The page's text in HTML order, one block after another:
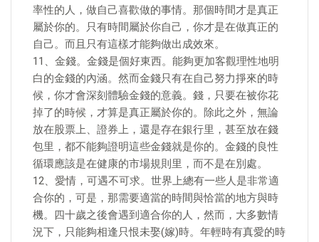
率性的人，做自己喜歡做的事情。那個時間才是真正
屬於你的。只有時間屬於你自己，你才是在做真正的
自己。而且只有這樣才能夠做出成效來。
11、金錢。金錢是個好東西。能夠更加客觀理性地明
白的金錢的內涵。然而金錢只有在自己努力掙來的時
候，你才會深刻體驗金錢的意義。錢，只要在被你花
掉了的時候，才算是真正屬於你的。除此之外，無論
放在股票上、證券上，還是存在銀行里，甚至放在錢
包里，都不能夠證明這些金錢就是你的。金錢的良性
循環應該是在健康的市場規則里，而不是在別處。
12、愛情，可遇不可求。世界上總有一些人是非常適
合你的，可是，那需要適當的時間與恰當的地方與時
機。四十歲之後會遇到適合你的人，然而，大多數情
況下，只能夠相逢只恨未娶(嫁)時。年輕時有真愛的時